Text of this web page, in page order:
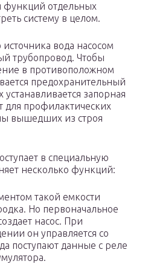
функций отдельных
систему в целом.
вода насосом
трубопровод. Чтобы
в противоположном
предохранительный
запорная
для профилактических
вышедших из строя
в специальную
несколько функций:
такой емкости
Но первоначальное
насос. При
он управляется со
поступают данные с реле